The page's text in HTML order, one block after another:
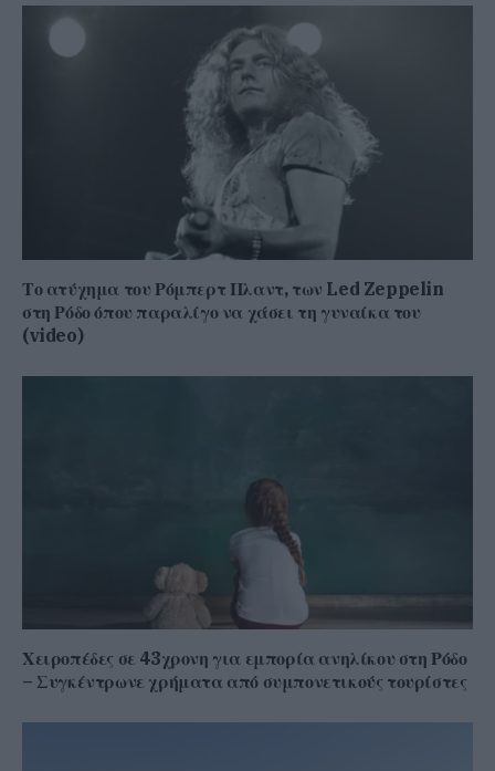
Το ατύχημα του Ρόμπερτ Πλαντ, των Led Zeppelin
στη Ρόδο όπου παραλίγο να χάσει τη γυναίκα του
(video)
Χειροπέδες σε 43χρονη για εμπορία ανηλίκου στη Ρόδο
– Συγκέντρωνε χρήματα από συμπονετικούς τουρίστες